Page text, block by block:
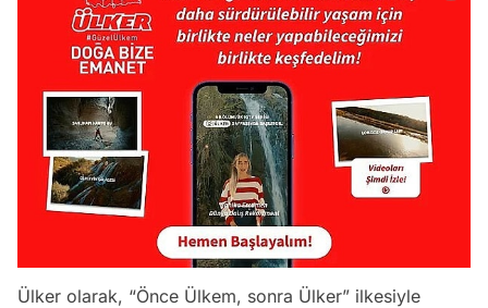
Ülker olarak, “Önce Ülkem, sonra Ülker” ilkesiyle